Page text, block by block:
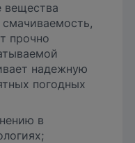
вещества
прочно
надежную
погодных
в